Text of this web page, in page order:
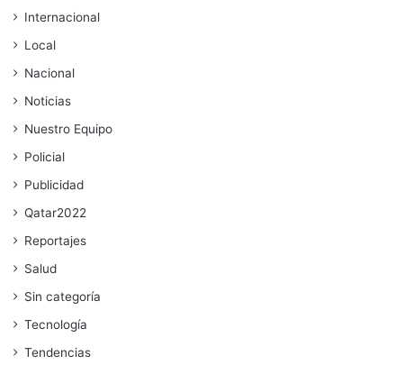
Internacional
Local
Nacional
Noticias
Nuestro Equipo
Policial
Publicidad
Qatar2022
Reportajes
Salud
Sin categoría
Tecnología
Tendencias